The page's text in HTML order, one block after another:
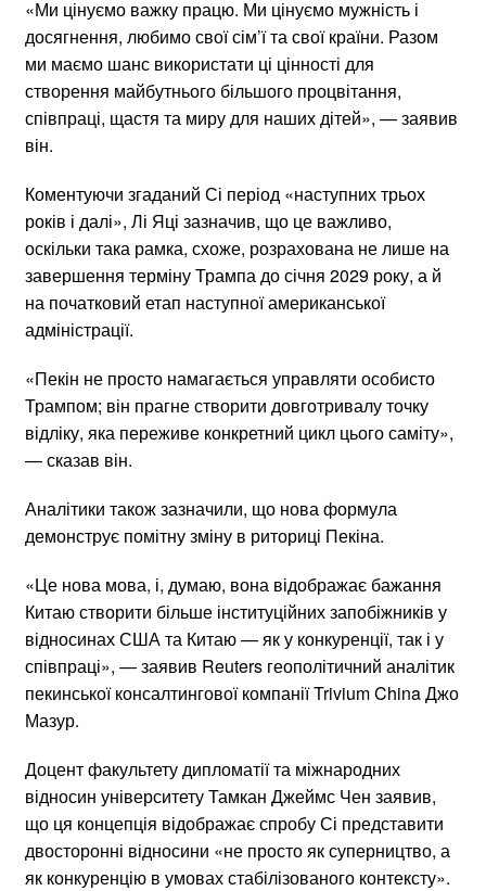
«Ми цінуємо важку працю. Ми цінуємо мужність і
досягнення, любимо свої сім’ї та свої країни. Разом
ми маємо шанс використати ці цінності для
створення майбутнього більшого процвітання,
співпраці, щастя та миру для наших дітей», — заявив
він.
Коментуючи згаданий Сі період «наступних трьох
років і далі», Лі Яці зазначив, що це важливо,
оскільки така рамка, схоже, розрахована не лише на
завершення терміну Трампа до січня 2029 року, а й
на початковий етап наступної американської
адміністрації.
«Пекін не просто намагається управляти особисто
Трампом; він прагне створити довготривалу точку
відліку, яка переживе конкретний цикл цього саміту»,
— сказав він.
Аналітики також зазначили, що нова формула
демонструє помітну зміну в риториці Пекіна.
«Це нова мова, і, думаю, вона відображає бажання
Китаю створити більше інституційних запобіжників у
відносинах США та Китаю — як у конкуренції, так і у
співпраці», — заявив Reuters геополітичний аналітик
пекинської консалтингової компанії Trivium China Джо
Мазур.
Доцент факультету дипломатії та міжнародних
відносин університету Тамкан Джеймс Чен заявив,
що ця концепція відображає спробу Сі представити
двосторонні відносини «не просто як суперництво, а
як конкуренцію в умовах стабілізованого контексту».